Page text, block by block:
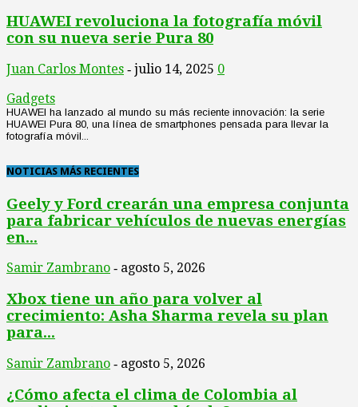
HUAWEI revoluciona la fotografía móvil
con su nueva serie Pura 80
Juan Carlos Montes - julio 14, 2025 0
Gadgets
HUAWEI ha lanzado al mundo su más reciente innovación: la serie
HUAWEI Pura 80, una línea de smartphones pensada para llevar la
fotografía móvil...
NOTICIAS MÁS RECIENTES
Geely y Ford crearán una empresa conjunta
para fabricar vehículos de nuevas energías
en...
Samir Zambrano - agosto 5, 2026
Xbox tiene un año para volver al
crecimiento: Asha Sharma revela su plan
para...
Samir Zambrano - agosto 5, 2026
¿Cómo afecta el clima de Colombia al